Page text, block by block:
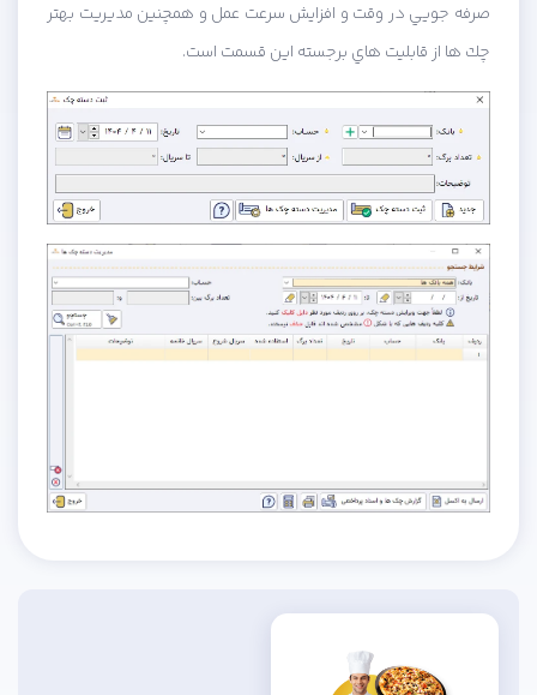
صرفه جويي در وقت و افزايش سرعت عمل و همچنين مديريت بهتر
چك ها از قابليت هاي برجسته اين قسمت است.